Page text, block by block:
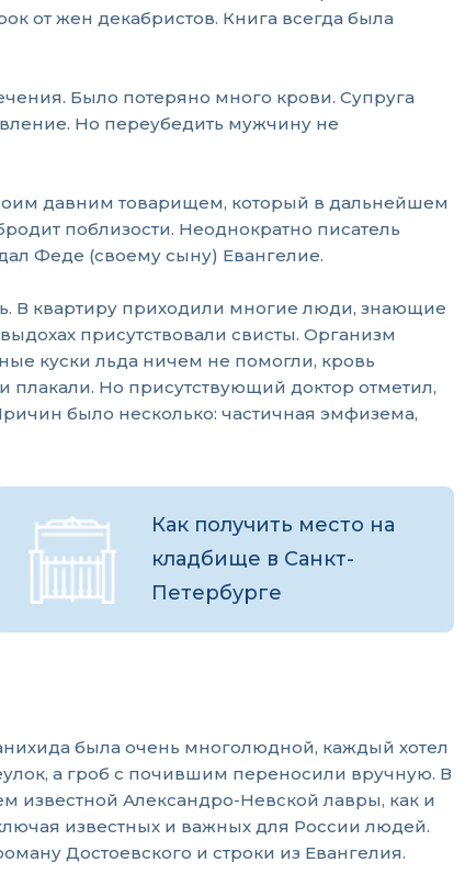
от жен декабристов. Книга всегда была
Было потеряно много крови. Супруга
Но переубедить мужчину не
давним товарищем, который в дальнейшем
поблизости. Неоднократно писатель
Феде (своему сыну) Евангелие.
В квартиру приходили многие люди, знающие
присутствовали свисты. Организм
куски льда ничем не помогли, кровь
плакали. Но присутствующий доктор отметил,
было несколько: частичная эмфизема,
Как получить место на
кладбище в Санкт-
Петербурге
была очень многолюдной, каждый хотел
а гроб с почившим переносили вручную. В
известной Александро-Невской лавры, как и
известных и важных для России людей.
Достоевского и строки из Евангелия.